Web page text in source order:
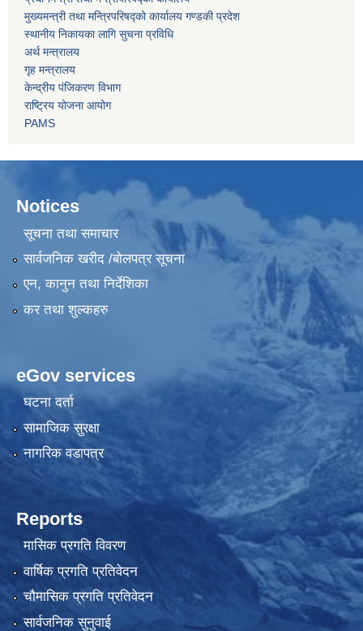
मुख्यमन्त्री तथा मन्त्रिपरिषद्को कार्यालय गण्डकी प्रदेश
स्थानीय निकायका लागि सुचना प्रविधि
अर्थ मन्त्रालय
गृह मन्त्रालय
केन्द्रीय पंजिकरण विभाग
राष्ट्रिय योजना आयोग
PAMS
Notices
सूचना तथा समाचार
सार्वजनिक खरीद /बोलपत्र सूचना
एन, कानुन तथा निर्देशिका
कर तथा शुल्कहरु
eGov services
घटना दर्ता
सामाजिक सुरक्षा
नागरिक वडापत्र
Reports
मासिक प्रगति विवरण
वार्षिक प्रगति प्रतिवेदन
चौमासिक प्रगति प्रतिवेदन
सार्वजनिक सुनुवाई